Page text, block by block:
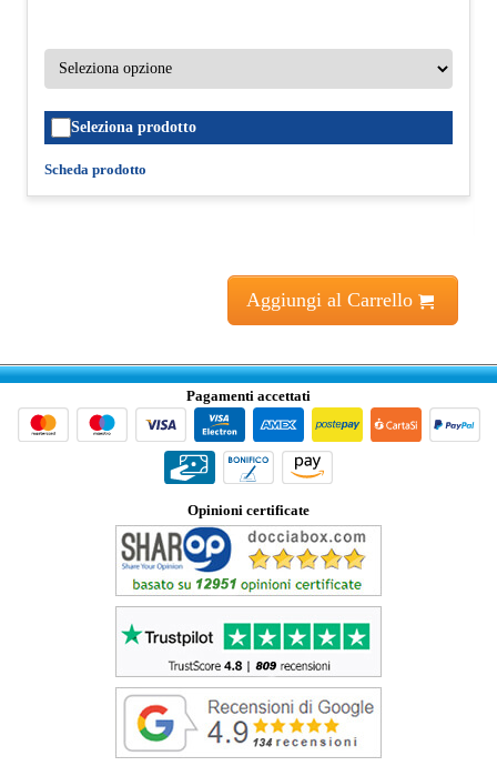
Seleziona prodotto
Scheda prodotto
Aggiungi al Carrello
Pagamenti accettati
Opinioni certificate